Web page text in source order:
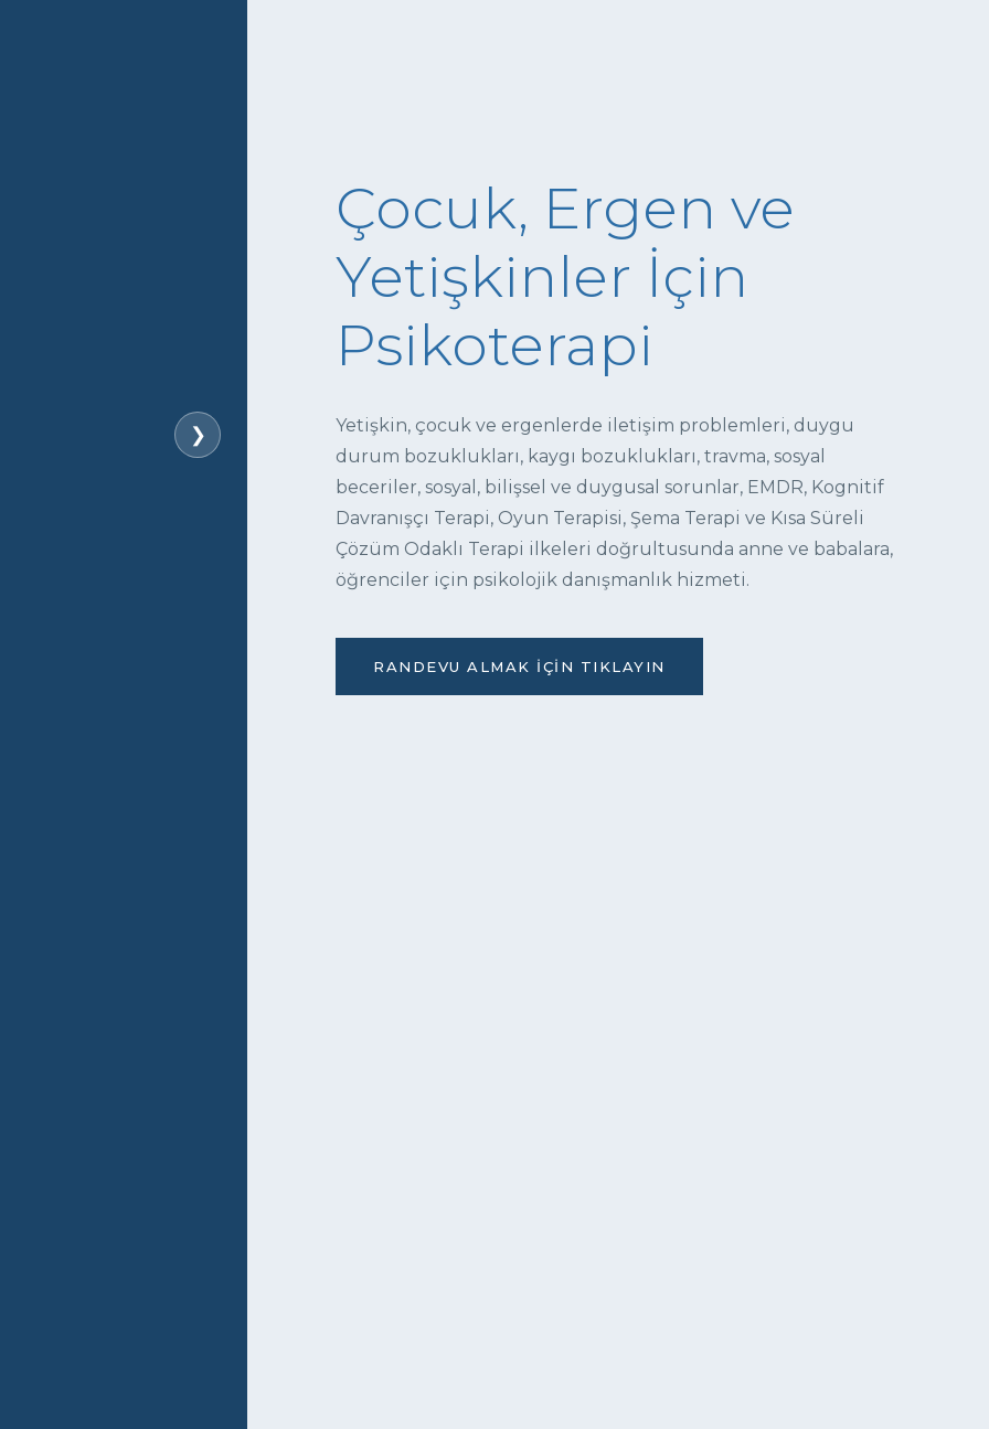
❯
Çocuk, Ergen ve
Yetişkinler İçin
Psikoterapi
Yetişkin, çocuk ve ergenlerde iletişim problemleri, duygu
durum bozuklukları, kaygı bozuklukları, travma, sosyal
beceriler, sosyal, bilişsel ve duygusal sorunlar, EMDR, Kognitif
Davranışçı Terapi, Oyun Terapisi, Şema Terapi ve Kısa Süreli
Çözüm Odaklı Terapi ilkeleri doğrultusunda anne ve babalara,
öğrenciler için psikolojik danışmanlık hizmeti.
RANDEVU ALMAK İÇIN TIKLAYIN